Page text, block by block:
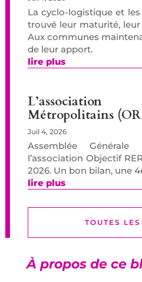
La cyclo-logistique et
trouvé leur maturité,
Aux communes
de leur apport.
lire plus
Métropolitains
Juil 4, 2026
Assemblée
l’association Objectif
2026. Un bon bilan, une
lire plus
TOUTES
À propos de ce